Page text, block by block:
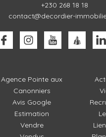
+230 268 18 18
contact@decordier-
Agence Pointe aux
Canonniers
Avis Google
Estimation
Vendre